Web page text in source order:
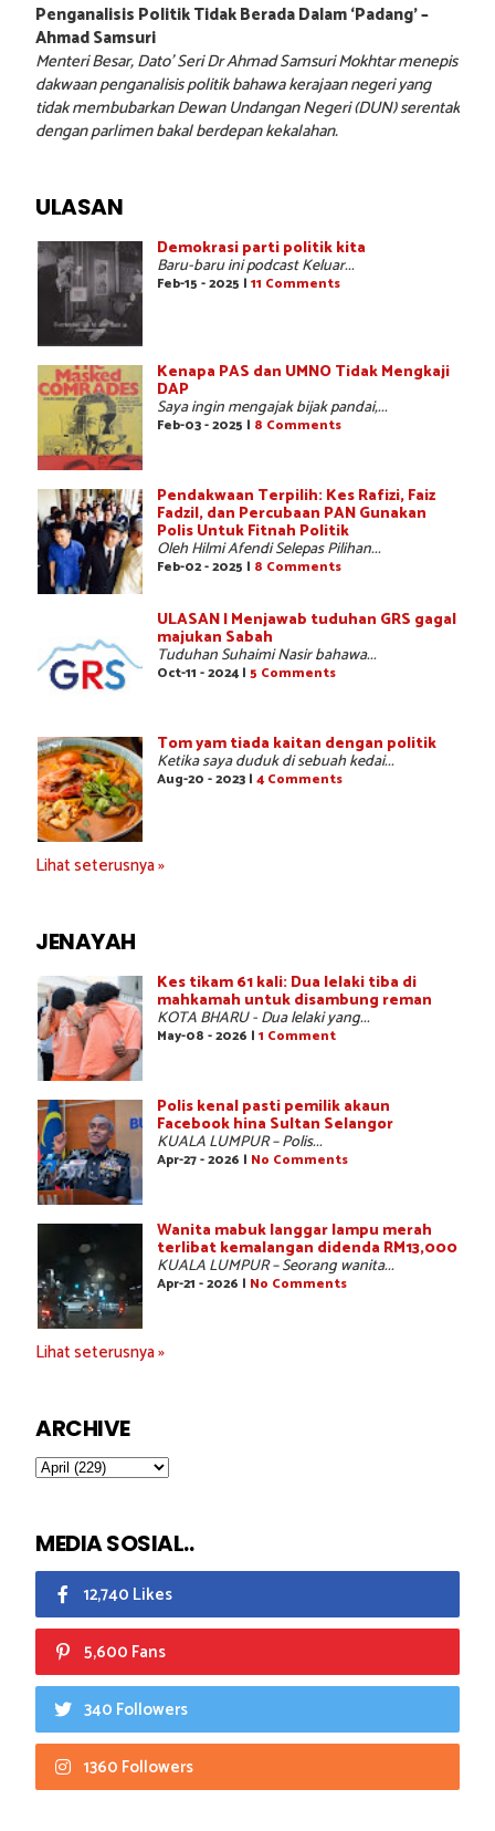
Penganalisis Politik Tidak Berada Dalam ‘Padang’ –
Ahmad Samsuri
Menteri Besar, Dato’ Seri Dr Ahmad Samsuri Mokhtar menepis
dakwaan penganalisis politik bahawa kerajaan negeri yang
tidak membubarkan Dewan Undangan Negeri (DUN) serentak
dengan parlimen bakal berdepan kekalahan.
ULASAN
Demokrasi parti politik kita
Baru-baru ini podcast Keluar...
Feb-15 - 2025 | 11 Comments
Kenapa PAS dan UMNO Tidak Mengkaji
DAP
Saya ingin mengajak bijak pandai,...
Feb-03 - 2025 | 8 Comments
Pendakwaan Terpilih: Kes Rafizi, Faiz
Fadzil, dan Percubaan PAN Gunakan
Polis Untuk Fitnah Politik
Oleh Hilmi Afendi Selepas Pilihan...
Feb-02 - 2025 | 8 Comments
ULASAN | Menjawab tuduhan GRS gagal
majukan Sabah
Tuduhan Suhaimi Nasir bahawa...
Oct-11 - 2024 | 5 Comments
Tom yam tiada kaitan dengan politik
Ketika saya duduk di sebuah kedai...
Aug-20 - 2023 | 4 Comments
Lihat seterusnya »
JENAYAH
Kes tikam 61 kali: Dua lelaki tiba di
mahkamah untuk disambung reman
KOTA BHARU - Dua lelaki yang...
May-08 - 2026 | 1 Comment
Polis kenal pasti pemilik akaun
Facebook hina Sultan Selangor
KUALA LUMPUR – Polis...
Apr-27 - 2026 | No Comments
Wanita mabuk langgar lampu merah
terlibat kemalangan didenda RM13,000
KUALA LUMPUR – Seorang wanita...
Apr-21 - 2026 | No Comments
Lihat seterusnya »
ARCHIVE
MEDIA SOSIAL..
12,740 Likes
5,600 Fans
340 Followers
1360 Followers